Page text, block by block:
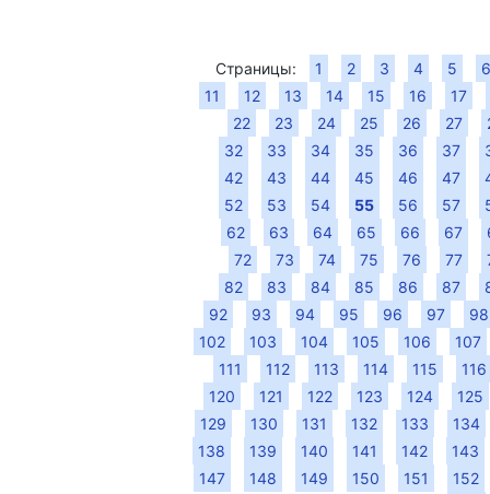
Страницы: 1 2 3 4 5
6
11
12 13 14 15 16
17
22
23 24 25 26 27
32
33 34 35 36 37
42
43 44 45 46 47
52
53 54 55 56 57
62
63 64 65 66 67
72
73 74 75 76 77
82
83 84 85 86 87
92
93 94 95 96 97
98
102
103 104 105 106
107
111
112 113 114 115
116
120
121 122 123 124
125
129
130 131 132 133
134
138
139 140 141 142
143
147
148 149 150 151
152